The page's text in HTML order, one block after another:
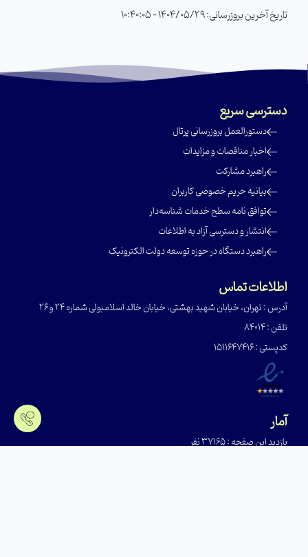
تاریخ آخرین بروزرسانی: 1404/05/29 - 10:40:05
اطلاعات تماس
آدرس : تهران، خیابان شهید بهشتی، خیابان خالد اسلامبولی شماره 24 و 26
تلفن : 84014
کدپستی : ۱۵۱۱۶۴۷۴۱۶
دسترسی سریع
‌دستور‌العمل بروز‌رسانی پرتال
‌اخبار مناقصات و مزایدات
‌راهبرد مشارکت
‌بیانیه حریم خصوصی کاربران
‌توافق نامه سطح خدمات شناسه‌دار
‌انتشار و دسترسی آزاد به اطلاعات
‌راهبرد دستگاه در حوزه توسعه دولت الکترونیک
آمار
بازدید این صفحه : 37165 نفر